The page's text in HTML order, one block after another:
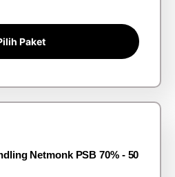
Paket
Netmonk PSB 70% - 50